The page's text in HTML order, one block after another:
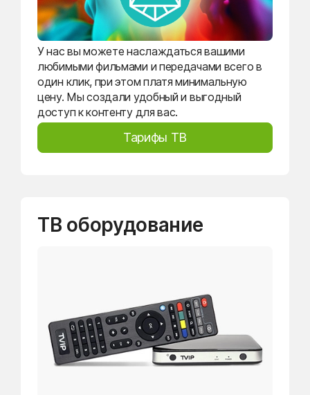
У нас вы можете наслаждаться вашими
любимыми фильмами и передачами всего в
один клик, при этом платя минимальную
цену. Мы создали удобный и выгодный
доступ к контенту для вас.
Тарифы ТВ
ТВ оборудование